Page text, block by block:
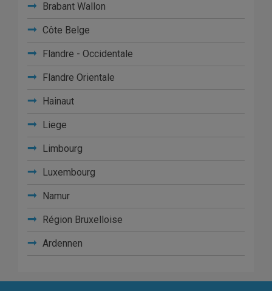
Brabant Wallon
Côte Belge
Flandre - Occidentale
Flandre Orientale
Hainaut
Liege
Limbourg
Luxembourg
Namur
Région Bruxelloise
Ardennen